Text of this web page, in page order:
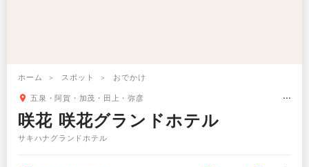
ホーム スポット おでかけ
五泉・阿賀・加茂・田上・弥彦
咲花 咲花グランドホテル
サキハナグランドホテル